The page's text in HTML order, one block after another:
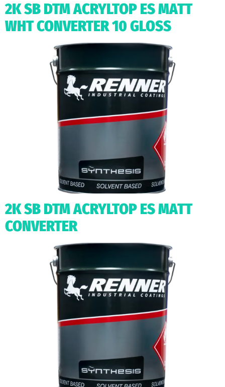
2K SB DTM ACRYLTOP ES MATT
WHT CONVERTER 10 GLOSS
2K SB DTM ACRYLTOP ES MATT
CONVERTER